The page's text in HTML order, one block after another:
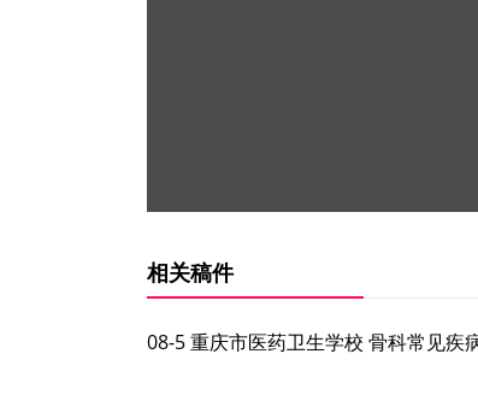
相关稿件
08-5 重庆市医药卫生学校 骨科常见疾